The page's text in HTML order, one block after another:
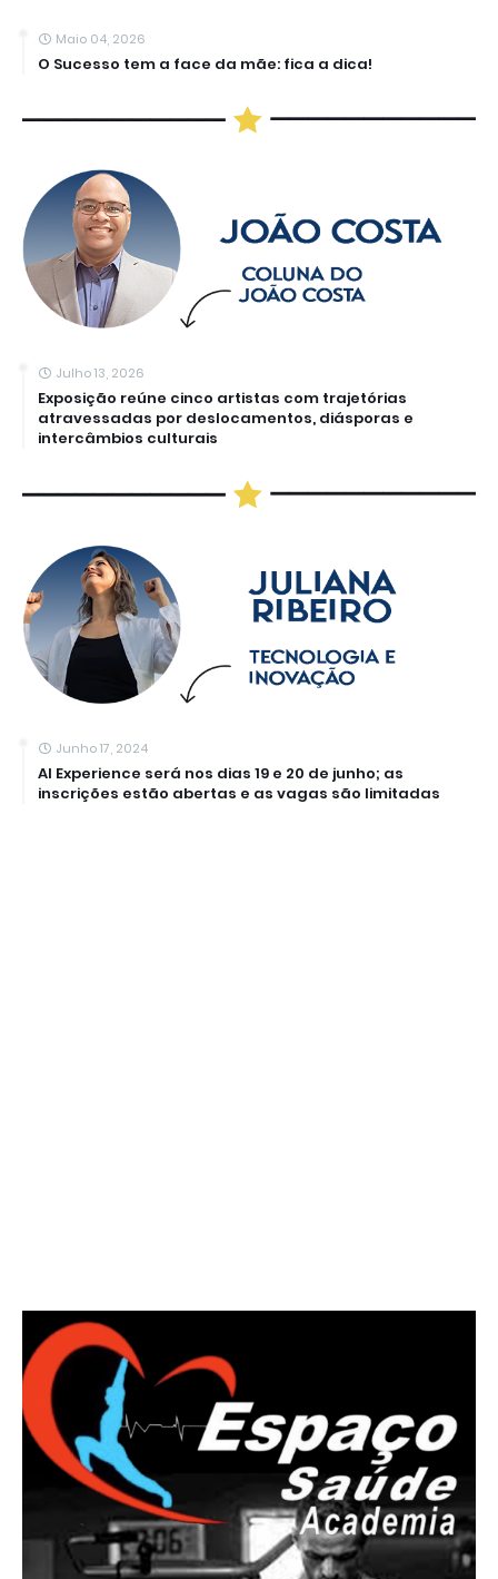
Maio 04, 2026
O Sucesso tem a face da mãe: fica a dica!
Julho 13, 2026
Exposição reúne cinco artistas com trajetórias
atravessadas por deslocamentos, diásporas e
intercâmbios culturais
Junho 17, 2024
AI Experience será nos dias 19 e 20 de junho; as
inscrições estão abertas e as vagas são limitadas